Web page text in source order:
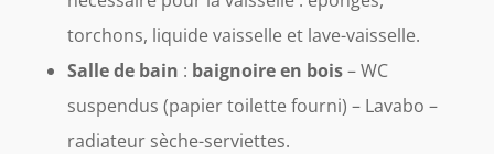
torchons, liquide vaisselle et lave-vaisselle.
Salle de bain : baignoire en bois– WC
suspendus (papier toilette fourni) – Lavabo –
radiateur sèche-serviettes.